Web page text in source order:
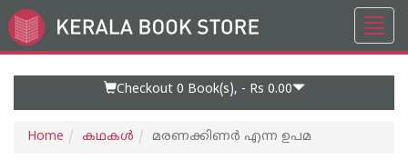
Go
to
Checkout 0 Book(s), - Rs 0.00
Home കഥകള്‍ മരണക്കിണര്‍ എന്ന ഉപമ